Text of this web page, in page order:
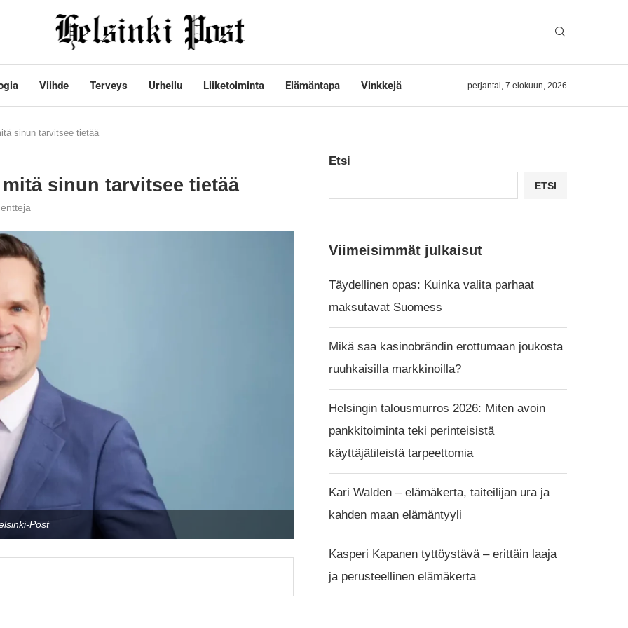
Viihde Terveys Urheilu Liiketoiminta Elämäntapa Vinkkejä perjantai, 7 elokuun, 2026
sinun tarvitsee tietää
sinun tarvitsee tietää
Post
Etsi
ETSI
Viimeisimmät julkaisut
Täydellinen opas: Kuinka valita parhaat
maksutavat Suomess
Mikä saa kasinobrändin erottumaan joukosta
ruuhkaisilla markkinoilla?
Helsingin talousmurros 2026: Miten avoin
pankkitoiminta teki perinteisistä
käyttäjätileistä tarpeettomia
Kari Walden – elämäkerta, taiteilijan ura ja
kahden maan elämäntyyli
Kasperi Kapanen tyttöystävä – erittäin laaja
ja perusteellinen elämäkerta